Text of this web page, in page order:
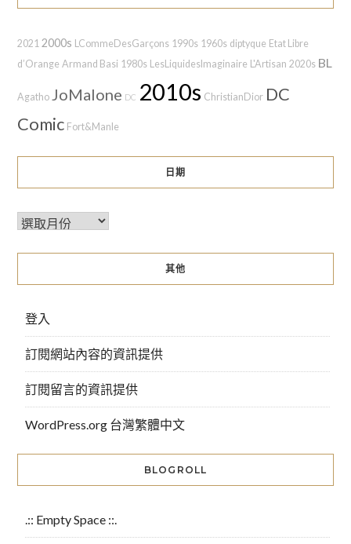
2021 2000s LCommeDesGarçons 1990s 1960s diptyque Etat Libre
d’Orange Armand Basi 1980s LesLiquidesImaginaire L'Artisan 2020s BL
Agatho JoMalone DC 2010s ChristianDior DC
Comic Fort&Manle
日期
其他
登入
訂閱網站內容的資訊提供
訂閱留言的資訊提供
WordPress.org 台灣繁體中文
BLOGROLL
.:: Empty Space ::.